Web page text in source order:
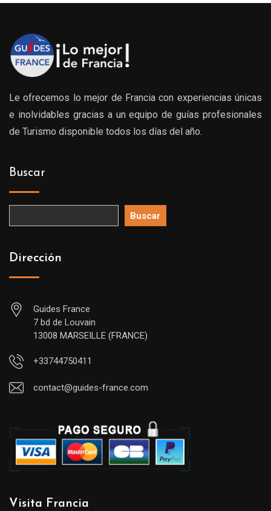
Le ofrecemos lo mejor de Francia con experiencias únicas
e inolvidables gracias a un equipo de guías profesionales
de Turismo disponible todos los días del año.
Buscar
Buscar
Dirección
Guides France
7 bd de Louvain
13008 MARSEILLE (FRANCE)
+33744750411
contact@guides-france.com
Visita Francia